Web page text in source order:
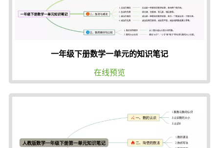
一年级下册数学一单元的知识笔记
在线预览